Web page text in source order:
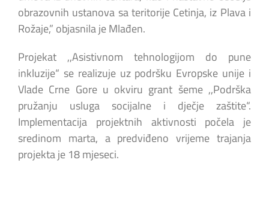
obrazovnih ustanova sa teritorije Cetinja, iz Plava i
Rožaje,” objasnila je Mlađen.
Projekat ,,Asistivnom tehnologijom do pune
inkluzije“ se realizuje uz podršku Evropske unije i
Vlade Crne Gore u okviru grant šeme ,,Podrška
pružanju usluga socijalne i dječje zaštite“.
Implementacija projektnih aktivnosti počela je
sredinom marta, a predviđeno vrijeme trajanja
projekta je 18 mjeseci.